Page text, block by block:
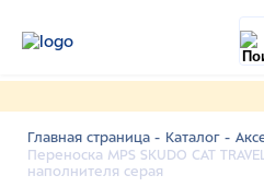
Главная страница - Каталог -
Переноска MPS SKUDO CAT
наполнителя серая